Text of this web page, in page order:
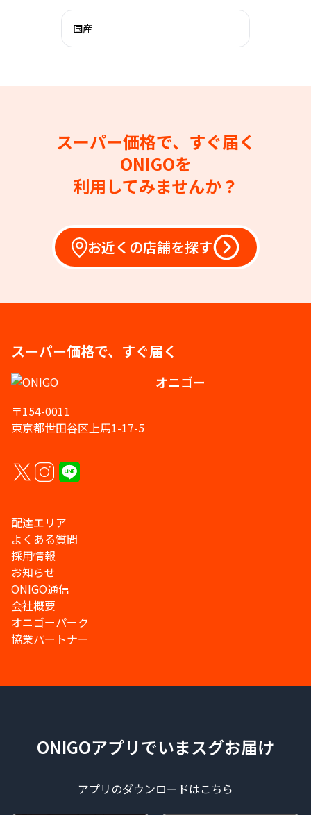
国産
スーパー価格で、すぐ届く
ONIGOを
利用してみませんか？
お近くの店舗を探す
スーパー価格で、すぐ届く
オニゴー
〒154-0011
東京都世田谷区上馬1-17-5
配達エリア
よくある質問
採用情報
お知らせ
ONIGO通信
会社概要
オニゴーパーク
協業パートナー
ONIGOアプリでいまスグお届け
アプリのダウンロードはこちら